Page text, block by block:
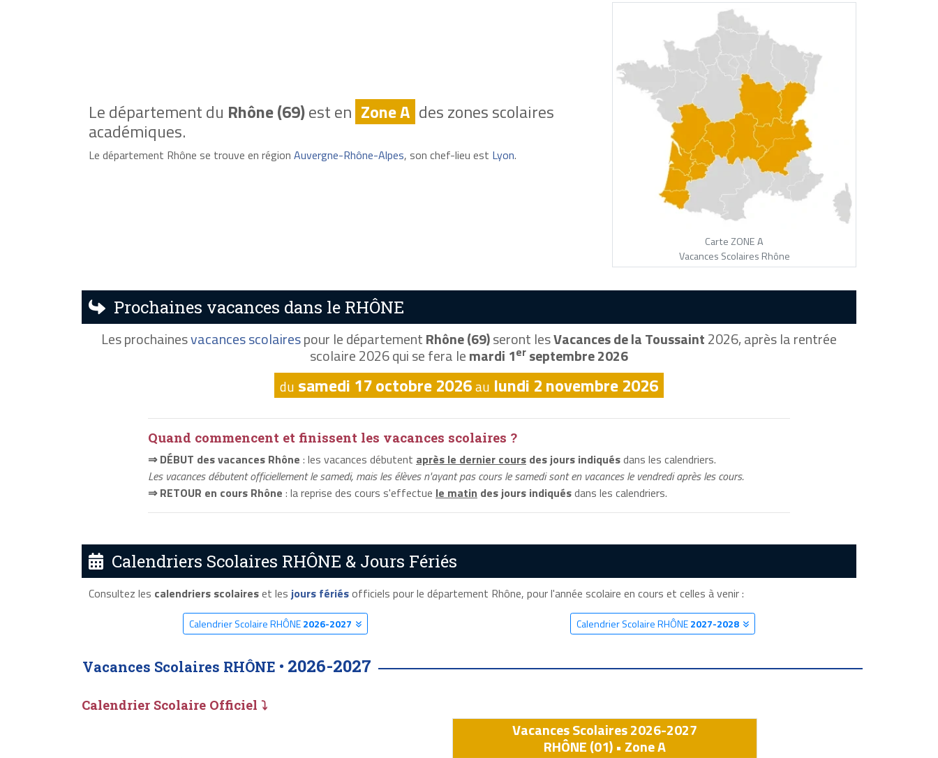
Le département du Rhône (69)est en Zone A des zones scolaires
académiques.
Le département Rhône se trouve en région Auvergne-Rhône-Alpes, son chef-lieu est Lyon.
Carte ZONE A
Vacances Scolaires Rhône
Prochaines vacances dans le RHÔNE
Les prochainesvacances scolairespour le départementRhône (69)seront lesVacances de la Toussaint2026, après la rentrée
scolaire 2026 qui se fera lemardi 1er septembre 2026
du samedi 17 octobre 2026au lundi 2 novembre 2026
Quand commencent et finissent les vacances scolaires ?
⇒ DÉBUT des vacances Rhône : les vacances débutent après le dernier cours des jours indiquésdans les calendriers.
Les vacances débutent officiellement le samedi, mais les élèves n'ayant pas cours le samedi sont en vacances le vendredi après les cours.
⇒ RETOUR en cours Rhône : la reprise des cours s'effectue le matin des jours indiquésdans les calendriers.
Calendriers Scolaires RHÔNE & Jours Fériés
Consultez les calendriers scolaireset les jours fériésofficiels pour le département Rhône, pour l'année scolaire en cours et celles à venir :
Calendrier Scolaire RHÔNE2026-2027 Calendrier Scolaire RHÔNE2027-2028
Vacances Scolaires RHÔNE • 2026-2027
Calendrier Scolaire Officiel ⤵
Vacances Scolaires 2026-2027
RHÔNE (01) • Zone A